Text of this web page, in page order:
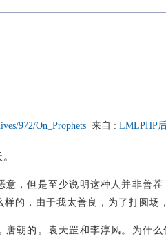
972/On_Prophets 来自 : LMLPHP
，但是至少说明这种人并非善
的，由于我太善良，为了打圆场
朝的。袁天罡和李淳风。为什